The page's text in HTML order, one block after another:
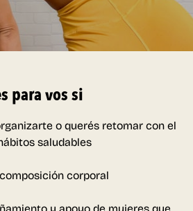
para vos si
o querés retomar con el
saludables
corporal